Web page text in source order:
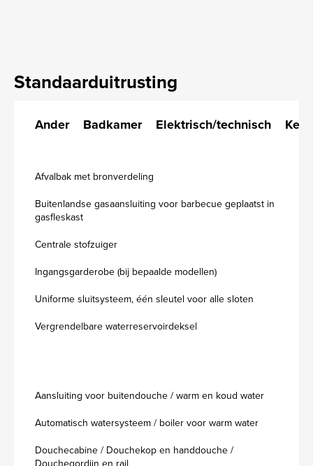
Standaarduitrusting
Ander Badkamer Elektrisch/technisch
Afvalbak met bronverdeling
Buitenlandse gasaansluiting voor barbecue geplaatst in
gasfleskast
Centrale stofzuiger
Ingangsgarderobe (bij bepaalde modellen)
Uniforme sluitsysteem, één sleutel voor alle sloten
Vergrendelbare waterreservoirdeksel
Aansluiting voor buitendouche / warm en koud water
Automatisch watersysteem / boiler voor warm water
Douchecabine / Douchekop en handdouche /
Douchegordijn en rail